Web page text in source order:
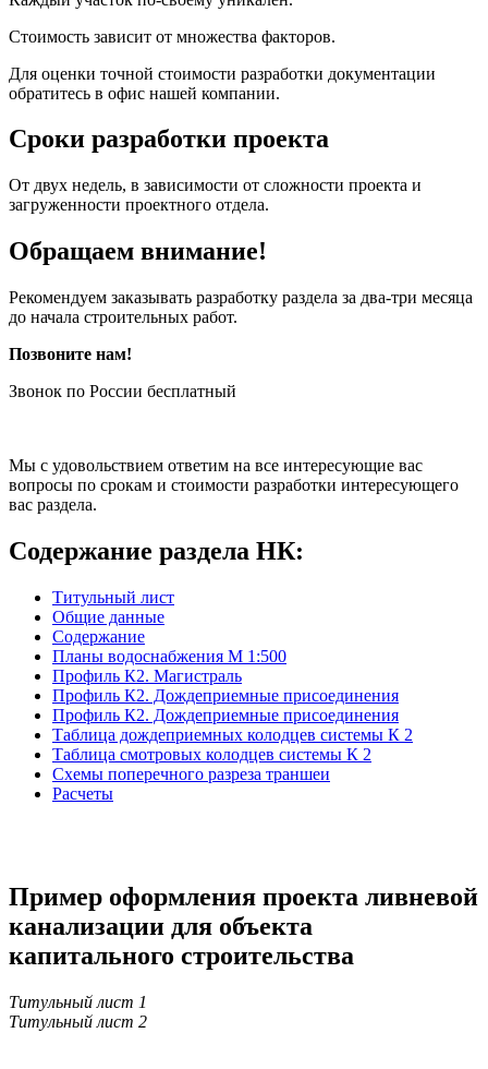
Стоимость зависит от множества факторов.
Для оценки точной стоимости разработки документации
обратитесь в офис нашей компании.
Сроки разработки проекта
От двух недель, в зависимости от сложности проекта и
загруженности проектного отдела.
Обращаем внимание!
Рекомендуем заказывать разработку раздела за два-три месяца
до начала строительных работ.
Позвоните нам!
Звонок по России бесплатный
Мы с удовольствием ответим на все интересующие вас
вопросы по срокам и стоимости разработки интересующего
вас раздела.
Содержание раздела НК:
Титульный лист
Общие данные
Содержание
Планы водоснабжения М 1:500
Профиль К2. Магистраль
Профиль К2. Дождеприемные присоединения
Профиль К2. Дождеприемные присоединения
Таблица дождеприемных колодцев системы К 2
Таблица смотровых колодцев системы К 2
Схемы поперечного разреза траншеи
Расчеты
Пример оформления проекта ливневой
канализации для объекта
капитального строительства
Титульный лист 1
Титульный лист 2